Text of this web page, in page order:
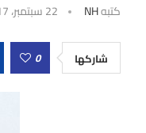
كتبهNH 22 سبتمبر، 2017
شاركها 0